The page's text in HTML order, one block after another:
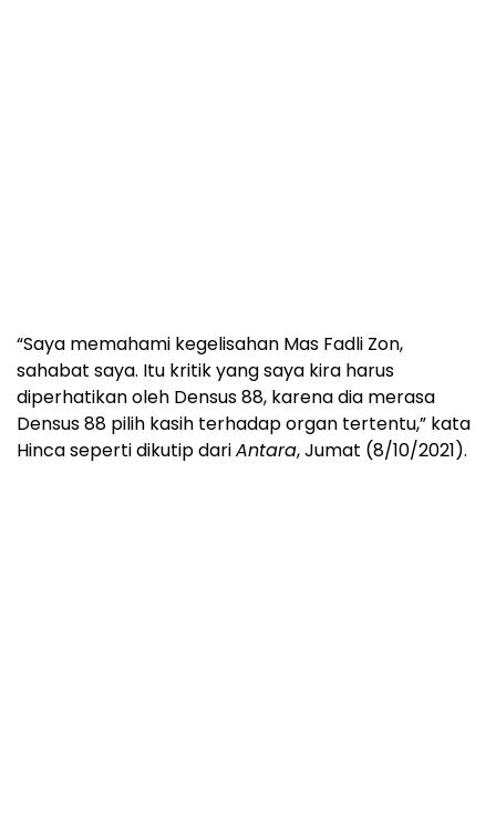
“Saya memahami kegelisahan Mas Fadli Zon,
sahabat saya. Itu kritik yang saya kira harus
diperhatikan oleh Densus 88, karena dia merasa
Densus 88 pilih kasih terhadap organ tertentu,” kata
Hinca seperti dikutip dariAntara, Jumat (8/10/2021).